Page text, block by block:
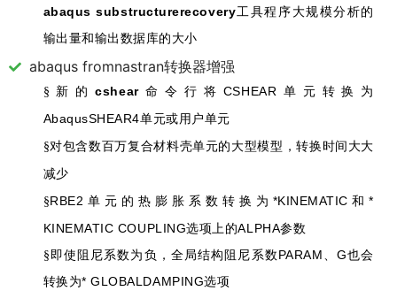
abaqus substructurerecovery工具程序大规模分析的
输出量和输出数据库的大小
abaqus fromnastran转换器增强
§ 新的cshear命令行将 CSHEAR 单元转换为
AbaqusSHEAR4单元或用户单元
§对包含数百万复合材料壳单元的大型模型，转换时间大大
减少
§RBE2 单元的热膨胀系数转换为 *KINEMATIC 和*
KINEMATIC COUPLING选项上的ALPHA参数
§ 即使阻尼系数为负，全局结构阻尼系数 PARAM 、G也会
转换为* GLOBALDAMPING选项